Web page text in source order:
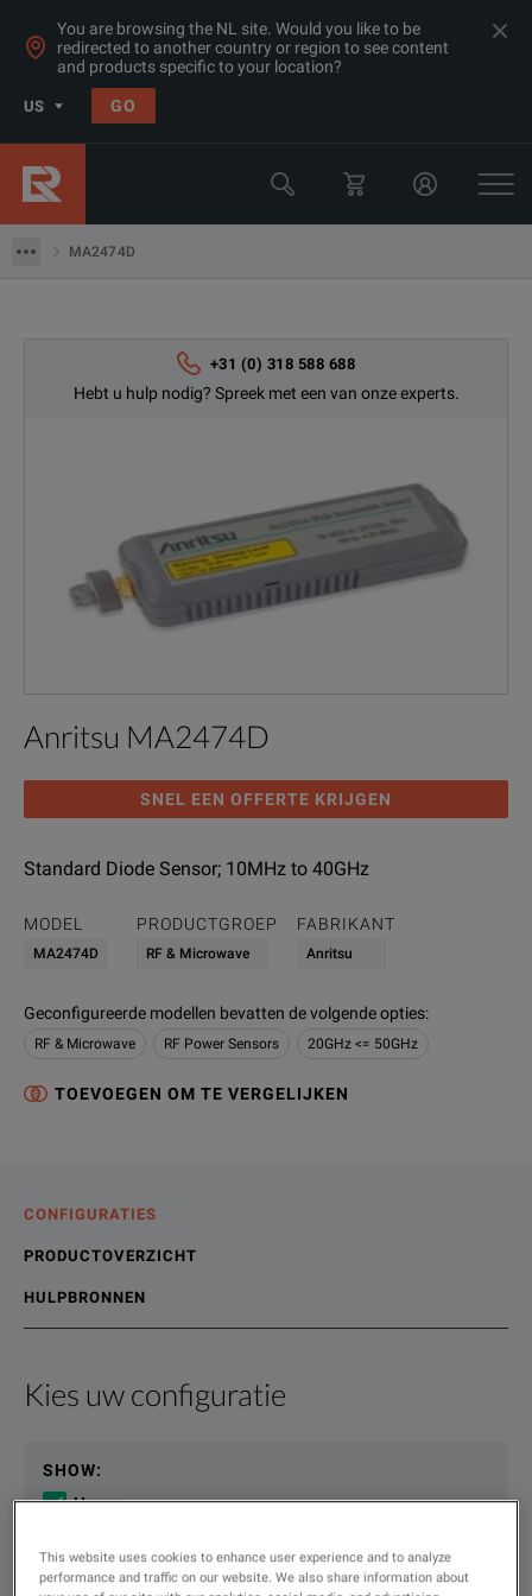
You are browsing the NL site. Would you like to be
redirected to another country or region to see content
and products specific to your location?
US GO
MA2474D
RF Power Sensors
Anritsu
+31 (0) 318 588 688
Hebt u hulp nodig? Spreek met een van onze experts.
Anritsu MA2474D
SNEL EEN OFFERTE KRIJGEN
Standard Diode Sensor; 10MHz to 40GHz
MODEL
MA2474D
PRODUCTGROEP
RF & Microwave
FABRIKANT
Anritsu
Geconfigureerde modellen bevatten de volgende opties:
RF & Microwave RF Power Sensors 20GHz <= 50GHz
TOEVOEGEN OM TE VERGELIJKEN
CONFIGURATIES
PRODUCTOVERZICHT
HULPBRONNEN
Kies uw configuratie
SHOW:
Huren
Productoverzicht
KEY FEATURES
Bronnen
This website uses cookies to enhance user experience and to analyze
performance and traffic on our website. We also share information about